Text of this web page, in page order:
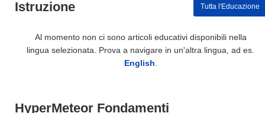
Istruzione Tutta l'Educazione
Al momento non ci sono articoli educativi disponibili nella
lingua selezionata. Prova a navigare in un'altra lingua, ad es.
English.
HyperMeteor Fondamenti